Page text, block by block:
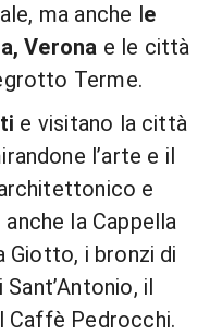
ma anche le
Verona e le città
Terme.
e visitano la città
l’arte e il
e
la Cappella
Giotto, i bronzi di
il
Caffè Pedrocchi.